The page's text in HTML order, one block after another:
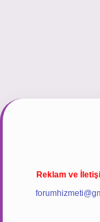
tulipbett.net/
Reklam ve